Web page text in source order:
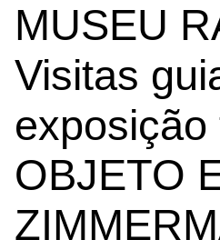
MUSEU
Visitas
OBJETO